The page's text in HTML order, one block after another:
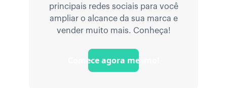
principais redes sociais para você
ampliar o alcance da sua marca e
vender muito mais. Conheça!
Comece agora mesmo!